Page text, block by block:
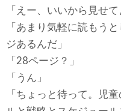
「えー、いいから見せて
「あまり気軽に読もう
ジあるんだ」
「28ページ？」
「うん」
「ちょっと待って。児